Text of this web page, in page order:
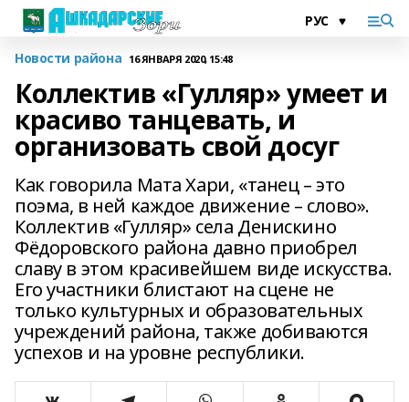
Новости района 16 ЯНВАРЯ 2020, 15:48
Коллектив «Гулляр» умеет и
красиво танцевать, и
организовать свой досуг
Как говорила Мата Хари, «танец – это
поэма, в ней каждое движение – слово».
Коллектив «Гулляр» села Денискино
Фёдоровского района давно приобрел
славу в этом красивейшем виде искусства.
Его участники блистают на сцене не
только культурных и образовательных
учреждений района, также добиваются
успехов и на уровне республики.